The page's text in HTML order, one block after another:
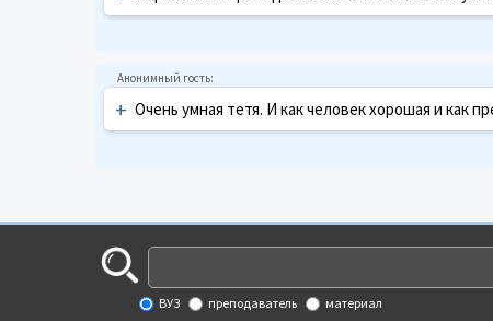
+ Очень умная тетя. И как человек хорошая и как
ВУЗ преподаватель материал